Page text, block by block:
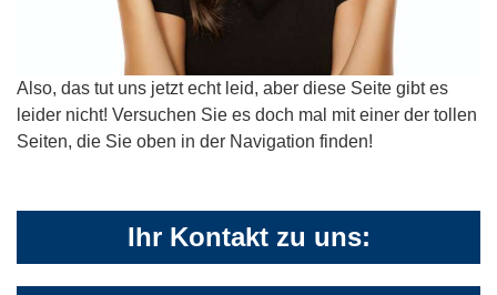
Also, das tut uns jetzt echt leid, aber diese Seite gibt es
leider nicht! Versuchen Sie es doch mal mit einer der tollen
Seiten, die Sie oben in der Navigation finden!
Ihr Kontakt zu uns: